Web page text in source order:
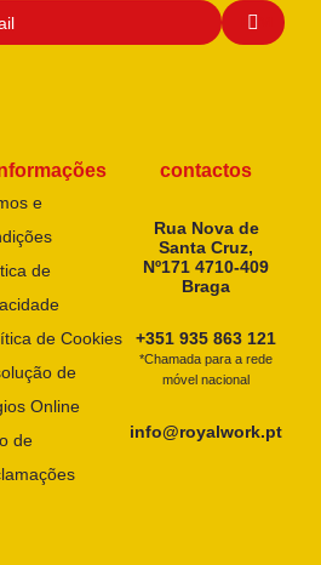
e
de
de Cookies
de
Online
de
contactos
Rua Nova de
Santa Cruz,
Nº171 4710-409
Braga
+351 935 863 121
*Chamada para a rede
móvel nacional
info@royalwork.pt